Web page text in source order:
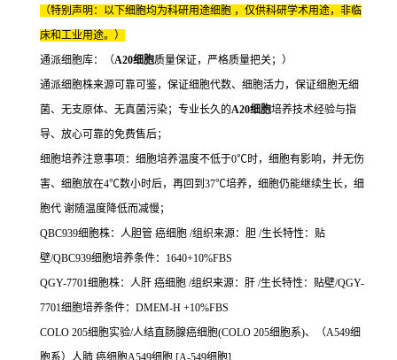
（特别声明：以下细胞均为科研用途细胞 ，仅供科研学术用途，非临
床和工业用途。）
通派细胞库：（A20细胞质量保证，严格质量把关；）
通派细胞株来源可靠可鉴，保证细胞代数、细胞活力，保证细胞无细
菌、无支原体、无真菌污染；专业长久的A20细胞培养技术经验与指
导、放心可靠的免费售后；
细胞培养注意事项：细胞培养温度不低于0℃时，细胞有影响，并无伤
害、细胞放在4℃数小时后，再回到37℃培养，细胞仍能继续生长，细
胞代 谢随温度降低而减慢；
QBC939细胞株：人胆管 癌细胞 /组织来源：胆 /生长特性：贴
壁/QBC939细胞培养条件：1640+10%FBS
QGY-7701细胞株：人肝 癌细胞 /组织来源：肝 /生长特性：贴壁/QGY-
7701细胞培养条件：DMEM-H +10%FBS
COLO 205细胞实验/人结直肠腺癌细胞(COLO 205细胞系)、（A549细
胞系）人肺 癌细胞A549细胞 [A-549细胞]